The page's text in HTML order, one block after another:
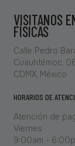
VISITANOS
FÍSICAS
Calle Pedro
Cuauhtémoc,
CDMX, México
HORARIOS DE
Atención de
Viernes
9:00am -